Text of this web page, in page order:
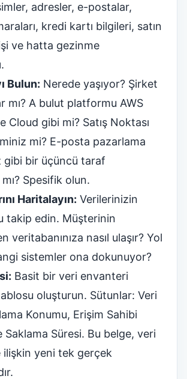
adresler, e-postalar,
kredi kartı bilgileri, satın
ve hatta gezinme
Bulun: Nerede yaşıyor? Şirket
mı? A bulut platformu AWS
Cloud gibi mi? Satış Noktası
mi? E-posta pazarlama
gibi bir üçüncü taraf
Spesifik olun.
Haritalayın: Verilerinizin
takip edin. Müşterinin
veritabanınıza nasıl ulaşır? Yol
sistemler ona dokunuyor?
Basit bir veri envanteri
oluşturun. Sütunlar: Veri
Konumu, Erişim Sahibi
Saklama Süresi. Bu belge, veri
ilişkin yeni tek gerçek